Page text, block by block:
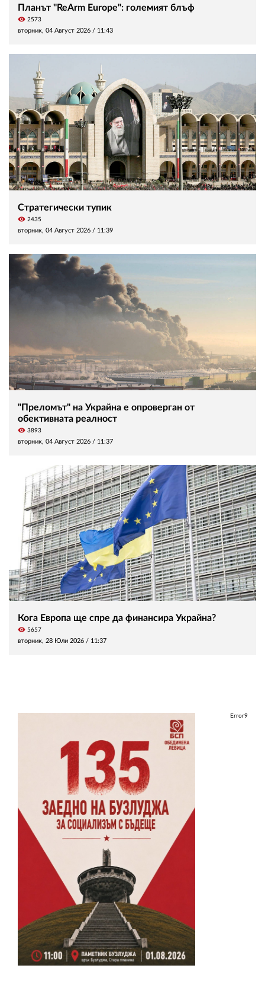
Планът "ReArm Europe": големият блъф
visibility 2573
вторник, 04 Август 2026 / 11:43
Стратегически тупик
visibility 2435
вторник, 04 Август 2026 / 11:39
"Преломът" на Украйна е опроверган от
обективната реалност
visibility 3893
вторник, 04 Август 2026 / 11:37
Кога Европа ще спре да финансира Украйна?
visibility 5657
вторник, 28 Юли 2026 / 11:37
Error9